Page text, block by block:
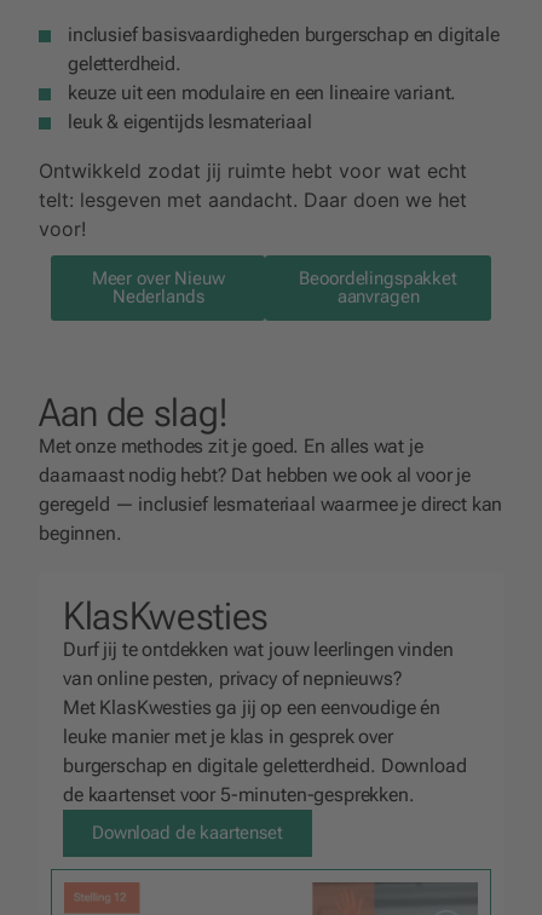
inclusief basisvaardigheden burgerschap en digitale
geletterdheid.
keuze uit een modulaire en een lineaire variant.
leuk & eigentijds lesmateriaal
Ontwikkeld zodat jij ruimte hebt voor wat echt
telt: lesgeven met aandacht. Daar doen we het
voor!
Meer over Nieuw
Nederlands
Beoordelingspakket
aanvragen
Aan de slag!
Met onze methodes zit je goed. En alles wat je
daarnaast nodig hebt? Dat hebben we ook al voor je
geregeld — inclusief lesmateriaal waarmee je direct kan
beginnen.
KlasKwesties
Durf jij te ontdekken wat jouw leerlingen vinden
van online pesten, privacy of nepnieuws?
Met KlasKwesties ga jij op een eenvoudige én
leuke manier met je klas in gesprek over
burgerschap en digitale geletterdheid. Download
de kaartenset voor 5-minuten-gesprekken.
Download de kaartenset